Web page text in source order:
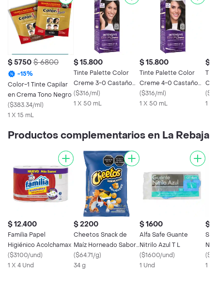
$ 5750 $ 6800
-15%
Color-1 Tinte Capilar
en Crema Tono Negro
($383.34/ml)
1 X 15 mL
$ 15.800
Tinte Palette Color
Creme 3-0 Castaño
Oscuro
($316/ml)
1 X 50 mL
$ 15.800
Tinte Palette Color
Creme 4-0 Castaño
Medio
($316/ml)
1 X 50 mL
$
(
1 X
Productos complementarios en La Rebaja
$ 12.400
Familia Papel
Higiénico Acolchamax
($3100/und)
1 X 4 Und
$ 2200
Cheetos Snack de
Maíz Horneado Sabor
a Queso Boliqueso 34
g
($64.71/g)
34 g
$ 1600
Alfa Safe Guante
Nitrilo Azul T L
($1600/und)
1 Und
$
mL
(
1 X